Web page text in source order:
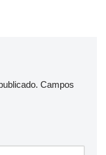
Campos